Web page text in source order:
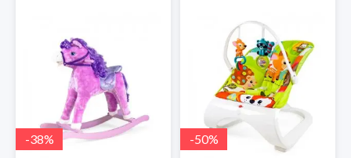
-38% -50%